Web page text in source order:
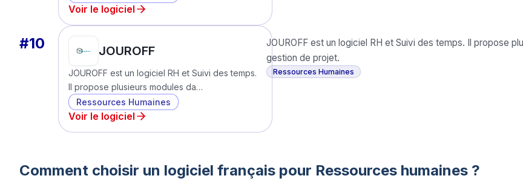
Voir le logiciel
#10 JOUROFF
JOUROFF est un logiciel RH et Suivi des temps.
Il propose plusieurs modules da…
Ressources Humaines
Voir le logiciel
JOUROFF est un logiciel RH et Suivi des temps. Il propose
gestion de projet.
Ressources Humaines
Comment choisir un logiciel français pour Ressources humaines ?